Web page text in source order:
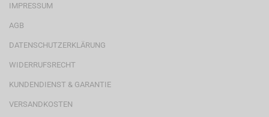
IMPRESSUM
AGB
DATENSCHUTZERKLÄRUNG
WIDERRUFSRECHT
KUNDENDIENST & GARANTIE
VERSANDKOSTEN